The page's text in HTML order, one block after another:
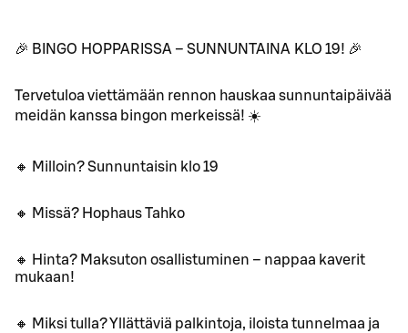
🎉 BINGO HOPPARISSA – SUNNUNTAINA KLO 19! 🎉
Tervetuloa viettämään rennon hauskaa sunnuntaipäivää
meidän kanssa bingon merkeissä! ☀️
🔸 Milloin? Sunnuntaisin klo 19
🔸 Missä? Hophaus Tahko
🔸 Hinta? Maksuton osallistuminen – nappaa kaverit
mukaan!
🔸 Miksi tulla? Yllättäviä palkintoja, iloista tunnelmaa ja